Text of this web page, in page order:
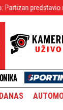
novo